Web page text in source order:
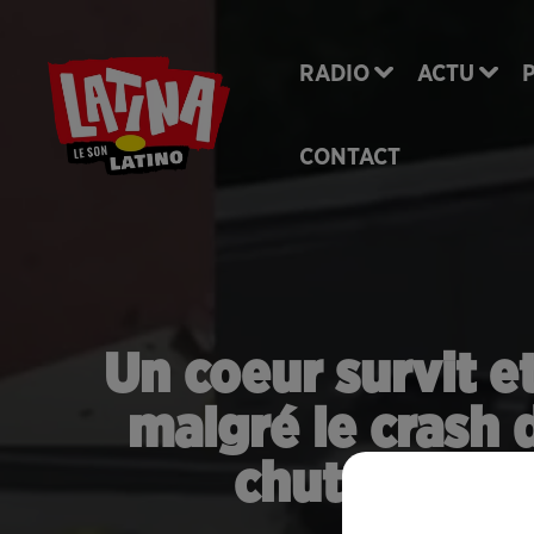
RADIO ACTU
CONTACT
Un coeur survit
malgré le crash
chute d’un